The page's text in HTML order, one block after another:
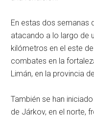
En estas dos semanas
atacando a lo largo de
kilómetros en el este
combates en la
Limán, en la provincia
También se han
de Járkov, en el norte,